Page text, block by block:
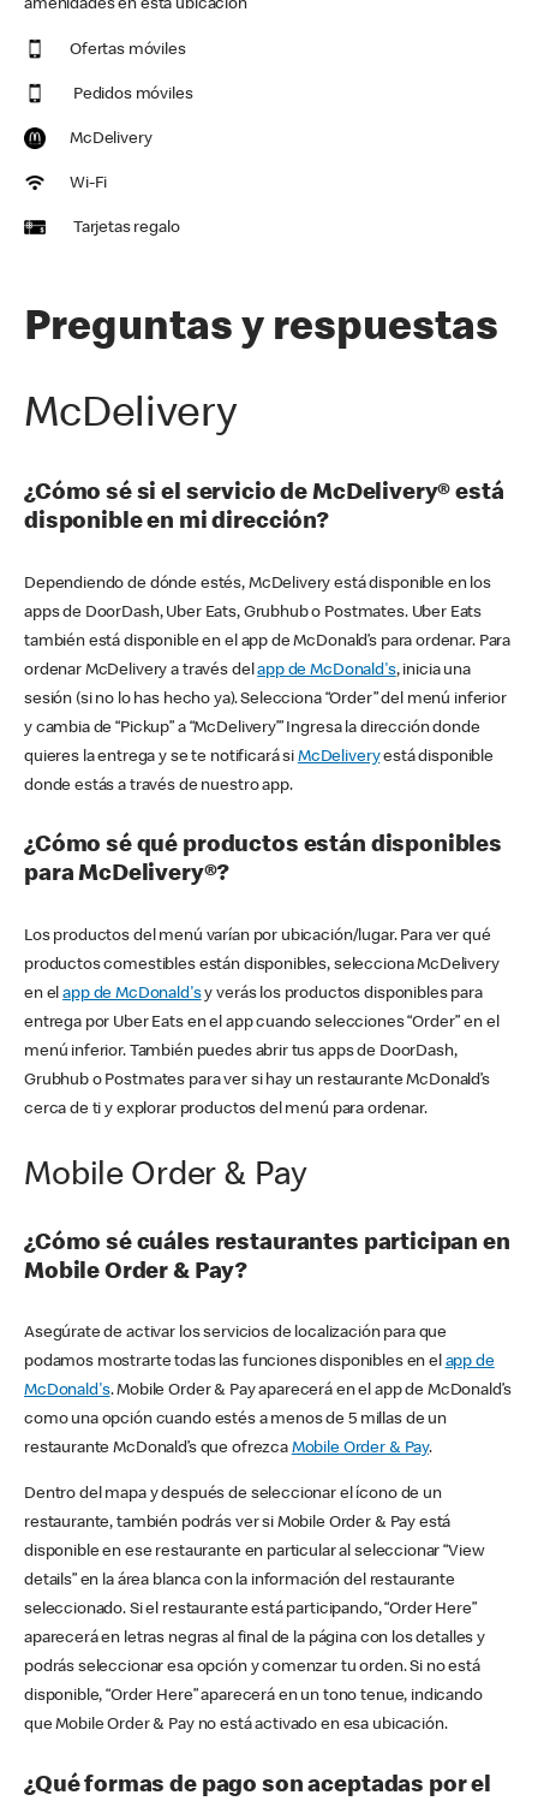
amenidades en esta ubicación
Ofertas móviles
Pedidos móviles
McDelivery
Wi-Fi
Tarjetas regalo
Preguntas y respuestas
McDelivery
¿Cómo sé si el servicio de McDelivery® está
disponible en mi dirección?
Dependiendo de dónde estés, McDelivery está disponible en los
apps de DoorDash, Uber Eats, Grubhub o Postmates. Uber Eats
también está disponible en el app de McDonald’s para ordenar. Para
ordenar McDelivery a través delapp de McDonald's, inicia una
sesión (si no lo has hecho ya). Selecciona “Order” del menú inferior
y cambia de “Pickup” a “McDelivery’” Ingresa la dirección donde
quieres la entrega y se te notificará si McDeliveryestá disponible
donde estás a través de nuestro app.
¿Cómo sé qué productos están disponibles
para McDelivery®?
Los productos del menú varían por ubicación/lugar. Para ver qué
productos comestibles están disponibles, selecciona McDelivery
en elapp de McDonald'sy verás los productos disponibles para
entrega por Uber Eats en el app cuando selecciones “Order” en el
menú inferior. También puedes abrir tus apps de DoorDash,
Grubhub o Postmates para ver si hay un restaurante McDonald’s
cerca de ti y explorar productos del menú para ordenar.
Mobile Order & Pay
¿Cómo sé cuáles restaurantes participan en
Mobile Order & Pay?
Asegúrate de activar los servicios de localización para que
podamos mostrarte todas las funciones disponibles en el app de
McDonald's. Mobile Order & Pay aparecerá en el app de McDonald’s
como una opción cuando estés a menos de 5 millas de un
restaurante McDonald’s que ofrezca Mobile Order & Pay.
Dentro del mapa y después de seleccionar el ícono de un
restaurante, también podrás ver si Mobile Order & Pay está
disponible en ese restaurante en particular al seleccionar “View
details” en la área blanca con la información del restaurante
seleccionado. Si el restaurante está participando, “Order Here”
aparecerá en letras negras al final de la página con los detalles y
podrás seleccionar esa opción y comenzar tu orden. Si no está
disponible, “Order Here” aparecerá en un tono tenue, indicando
que Mobile Order & Pay no está activado en esa ubicación.
¿Qué formas de pago son aceptadas por el